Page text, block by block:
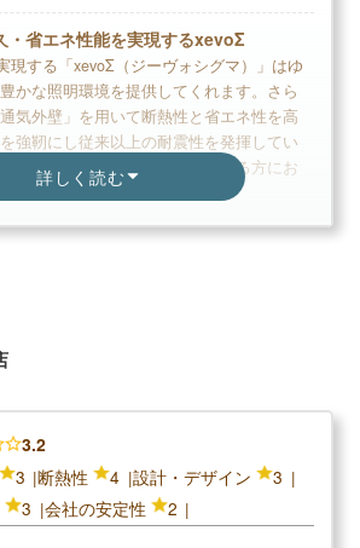
的に負担が大きい
クによる価格変動を受けやすい
無料+3分で完了
請求が理想の家づくりの第一歩
友林業の読まれている記事
？建てた人に聞きました
詳しく読む
・省エネ性能を実現するxevoΣ
現する「xevoΣ（ジーヴォシグマ）」はゆ
かな照明環境を提供してくれます。さら
気外壁」を用いて断熱性と省エネ性を高
強靭にし従来以上の耐震性を発揮してい
感があり心地の良い空間を求める方にお
性能！
方で家づくりで、どちらも最高等級の耐
る縦揺れの被害にも対応可能です。実大
設（E-ディフェンス）にて、震度7に相当
ハウスの口コミ評判／
3.2
3 断熱性 4 設計・デザイン
3
3 会社の安定性 2